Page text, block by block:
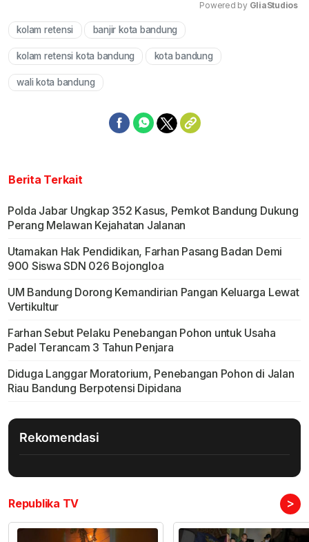
Powered by GliaStudios
kolam retensi banjir kota bandung
kolam retensi kota bandung kota bandung
wali kota bandung
Berita Terkait
Polda Jabar Ungkap 352 Kasus, Pemkot Bandung Dukung
Perang Melawan Kejahatan Jalanan
Utamakan Hak Pendidikan, Farhan Pasang Badan Demi
900 Siswa SDN 026 Bojongloa
UM Bandung Dorong Kemandirian Pangan Keluarga Lewat
Vertikultur
Farhan Sebut Pelaku Penebangan Pohon untuk Usaha
Padel Terancam 3 Tahun Penjara
Diduga Langgar Moratorium, Penebangan Pohon di Jalan
Riau Bandung Berpotensi Dipidana
Rekomendasi
Republika TV >